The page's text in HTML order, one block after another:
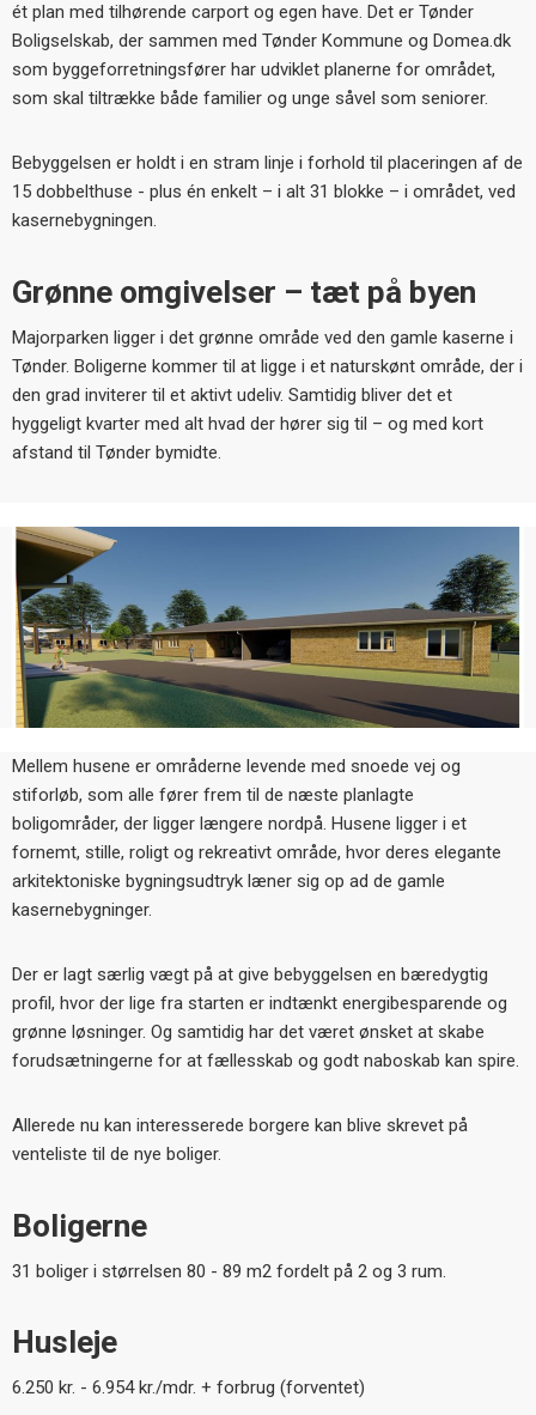
ét plan med tilhørende carport og egen have. Det er Tønder
Boligselskab, der sammen med Tønder Kommune og Domea.dk
som byggeforretningsfører har udviklet planerne for området,
som skal tiltrække både familier og unge såvel som seniorer.
Bebyggelsen er holdt i en stram linje i forhold til placeringen af de
15 dobbelthuse - plus én enkelt – i alt 31 blokke – i området, ved
kasernebygningen.
Grønne omgivelser – tæt på byen
Majorparken ligger i det grønne område ved den gamle kaserne i
Tønder. Boligerne kommer til at ligge i et naturskønt område, der i
den grad inviterer til et aktivt udeliv. Samtidig bliver det et
hyggeligt kvarter med alt hvad der hører sig til – og med kort
afstand til Tønder bymidte.
Mellem husene er områderne levende med snoede vej og
stiforløb, som alle fører frem til de næste planlagte
boligområder, der ligger længere nordpå. Husene ligger i et
fornemt, stille, roligt og rekreativt område, hvor deres elegante
arkitektoniske bygningsudtryk læner sig op ad de gamle
kasernebygninger.
Der er lagt særlig vægt på at give bebyggelsen en bæredygtig
profil, hvor der lige fra starten er indtænkt energibesparende og
grønne løsninger. Og samtidig har det været ønsket at skabe
forudsætningerne for at fællesskab og godt naboskab kan spire.
Allerede nu kan interesserede borgere kan blive skrevet på
venteliste til de nye boliger.
Boligerne
31 boliger i størrelsen 80 - 89 m2 fordelt på 2 og 3 rum.
Husleje
6.250 kr. - 6.954 kr./mdr. + forbrug (forventet)